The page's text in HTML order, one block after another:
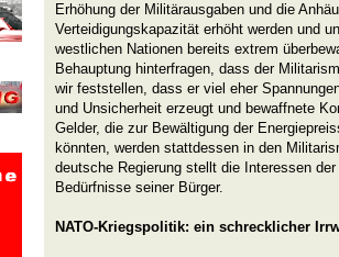
Erhöhung der Militärausgaben und die
Verteidigungskapazität erhöht werden und
westlichen Nationen bereits extrem
Behauptung hinterfragen, dass der
wir feststellen, dass er viel eher
und Unsicherheit erzeugt und bewaffnete
Gelder, die zur Bewältigung der
könnten, werden stattdessen in den
deutsche Regierung stellt die Interessen
Bedürfnisse seiner Bürger.
NATO-Kriegspolitik: ein schrecklicher